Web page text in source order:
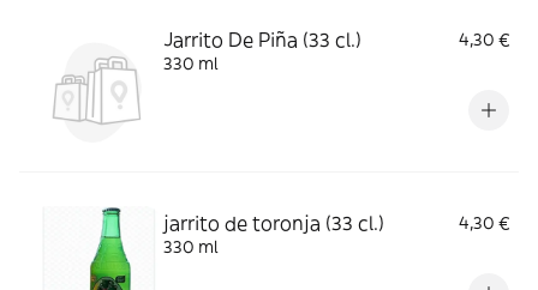
Jarrito De Piña (33 cl.)
4,30 €
330 ml
jarrito de toronja (33 cl.)
4,30 €
330 ml